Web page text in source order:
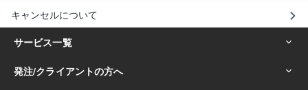
キャンセルについて